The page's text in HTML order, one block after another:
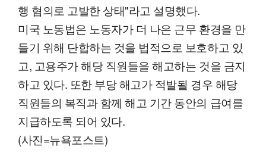
행 혐의로 고발한 상태"라고 설명했다.
미국 노동법은 노동자가 더 나은 근무 환경을 만
들기 위해 단합하는 것을 법적으로 보호하고 있
고, 고용주가 해당 직원들을 해고하는 것을 금지
하고 있다. 또한 부당 해고가 적발될 경우 해당
직원들의 복직과 함께 해고 기간 동안의 급여를
지급하도록 되어 있다.
(사진=뉴욕포스트)